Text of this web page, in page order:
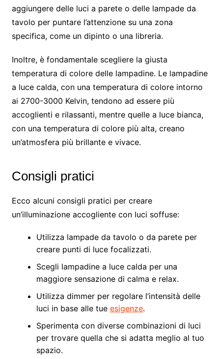
aggiungere delle luci a parete o delle lampade da
tavolo per puntare l’attenzione su una zona
specifica, come un dipinto o una libreria.
Inoltre, è fondamentale scegliere la giusta
temperatura di colore delle lampadine. Le lampadine
a luce calda, con una temperatura di colore intorno
ai 2700-3000 Kelvin, tendono ad essere più
accoglienti e rilassanti, mentre quelle a luce bianca,
con una temperatura di colore più alta, creano
un’atmosfera più brillante e vivace.
Consigli pratici
Ecco alcuni consigli pratici per creare
un’illuminazione accogliente con luci soffuse:
Utilizza lampade da tavolo o da parete per
creare punti di luce focalizzati.
Scegli lampadine a luce calda per una
maggiore sensazione di calma e relax.
Utilizza dimmer per regolare l’intensità delle
luci in base alle tue esigenze.
Sperimenta con diverse combinazioni di luci
per trovare quella che si adatta meglio al tuo
spazio.